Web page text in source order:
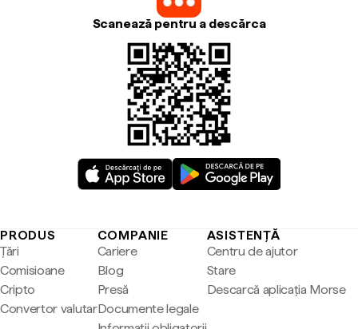
Scanează pentru a descărca
PRODUS
Țări
Comisioane
Cripto
Convertor valutar
COMPANIE
Cariere
Blog
Presă
Documente legale
ASISTENȚĂ
Centru de ajutor
Stare
Descarcă aplicația Morse